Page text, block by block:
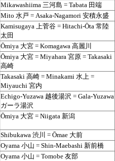
Mikawashiima 三河島 = Tabata 田端
Mito 水戸 = Asaka-Nagamori 安積永盛
Kamisugaya 上菅谷 = Hitachi-Ōta 常陸
太田
Ōmiya 大宮 = Komagawa 高麗川
Ōmiya 大宮 = Miyahara 宮原 = Takasaki
高崎
Takasaki 高崎 = Minakami 水上 =
Miyauchi 宮内
Echigo-Yuzawa 越後湯沢 = Gala-Yuzawa
ガーラ湯沢
Ōmiya 大宮 = Niigata 新潟
Shibukawa 渋川 = Ōmae 大前
Oyama 小山 = Shin-Maebashi 新前橋
Oyama 小山 = Tomobe 友部